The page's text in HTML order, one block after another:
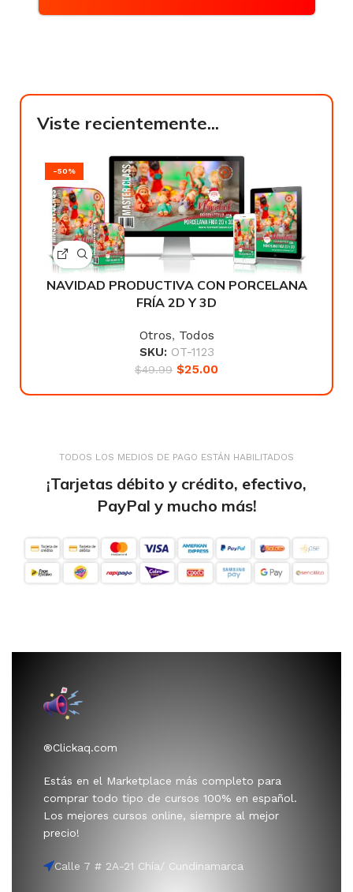
Viste recientemente...
-50%
NAVIDAD PRODUCTIVA CON PORCELANA
FRÍA 2D Y 3D
Otros, Todos
SKU: OT-1123
$49.99 $25.00
TODOS LOS MEDIOS DE PAGO ESTÁN HABILITADOS
¡Tarjetas débito y crédito, efectivo,
PayPal y mucho más!
®Clickaq.com
Estás en el Marketplace más completo para
comprar todo tipo de cursos 100% en español.
Los mejores cursos online, siempre al mejor
precio!
Calle 7 # 2A-21 Chía/ Cundinamarca